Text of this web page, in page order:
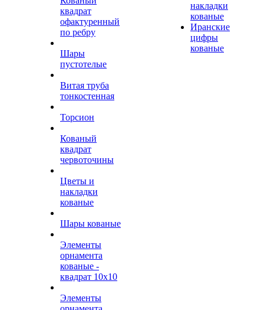
квадрат
офактуренный
по ребру
Шары
пустотелые
Витая труба
тонкостенная
Торсион
Кованый
квадрат
червоточины
Цветы и
накладки
кованые
Шары кованые
Элементы
орнамента
кованые -
квадрат 10х10
Элементы
накладки
кованые
Иранские
цифры
кованые